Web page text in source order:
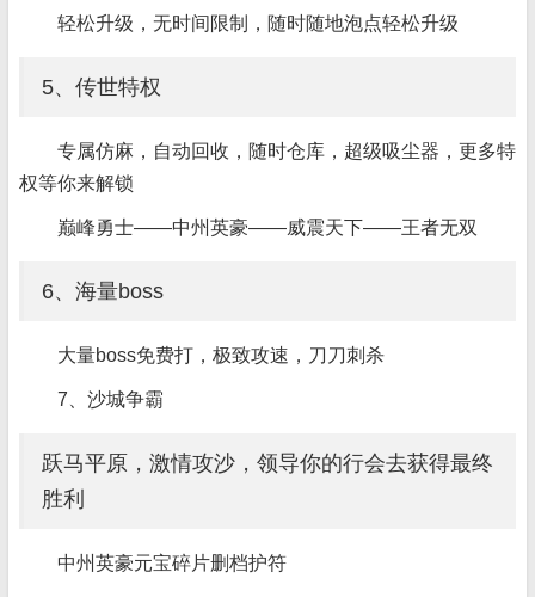
轻松升级，无时间限制，随时随地泡点轻松升级
5、传世特权
专属仿麻，自动回收，随时仓库，超级吸尘器，更多特
权等你来解锁
巅峰勇士——中州英豪——威震天下——王者无双
6、海量boss
大量boss免费打，极致攻速，刀刀刺杀
7、沙城争霸
跃马平原，激情攻沙，领导你的行会去获得最终
胜利
中州英豪元宝碎片删档护符